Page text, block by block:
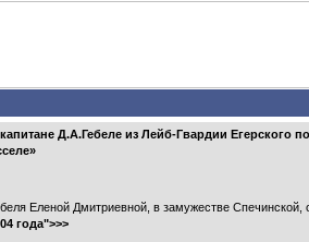
Д.А.Гебеле из Лейб-Гвардии
Еленой Дмитриевной, в замужестве Спечинской,
года">>>